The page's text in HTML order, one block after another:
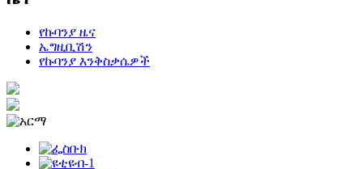
የኩባንያ ዜና
ኤግዚቢሽን
የኩባንያ እንቅስቃሴዎች